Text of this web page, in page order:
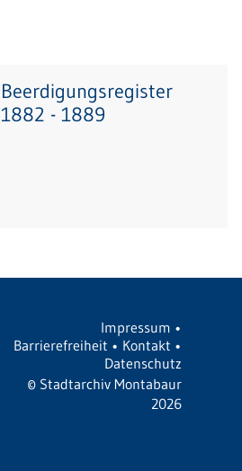
Beerdigungsregister
1882 - 1889
Impressum •
Barrierefreiheit • Kontakt •
Datenschutz
© Stadtarchiv Montabaur
2026